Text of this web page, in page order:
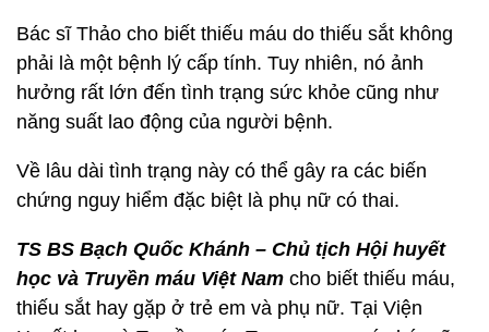
Bác sĩ Thảo cho biết thiếu máu do thiếu sắt không
phải là một bệnh lý cấp tính. Tuy nhiên, nó ảnh
hưởng rất lớn đến tình trạng sức khỏe cũng như
năng suất lao động của người bệnh.
Về lâu dài tình trạng này có thể gây ra các biến
chứng nguy hiểm đặc biệt là phụ nữ có thai.
TS BS Bạch Quốc Khánh – Chủ tịch Hội huyết
học và Truyền máu Việt Nam cho biết thiếu máu,
thiếu sắt hay gặp ở trẻ em và phụ nữ. Tại Viện